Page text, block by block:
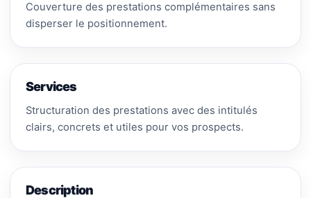
Couverture des prestations complémentaires sans
disperser le positionnement.
Services
Structuration des prestations avec des intitulés
clairs, concrets et utiles pour vos prospects.
Description